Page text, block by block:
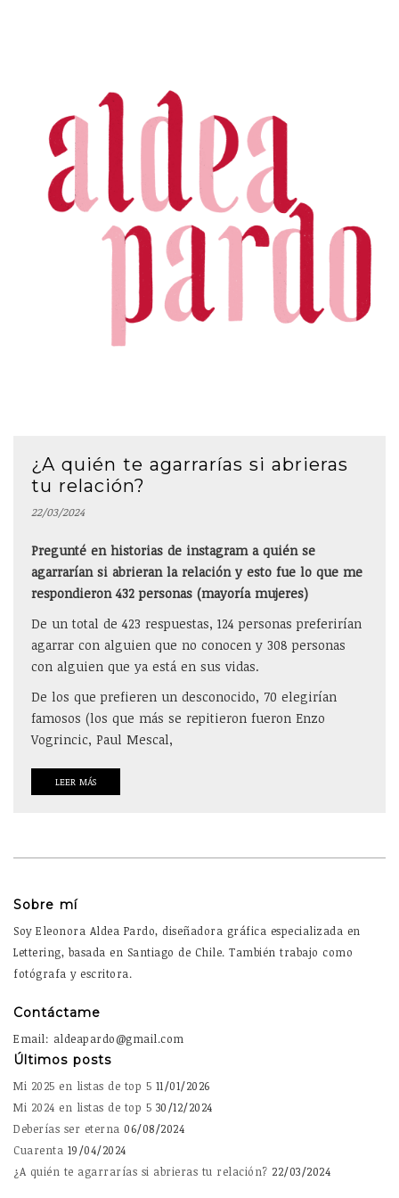
¿A quién te agarrarías si abrieras
tu relación?
22/03/2024
Pregunté en historias de instagram a quién se
agarrarían si abrieran la relación y esto fue lo que me
respondieron 432 personas (mayoría mujeres)
De un total de 423 respuestas, 124 personas preferirían
agarrar con alguien que no conocen y 308 personas
con alguien que ya está en sus vidas.
De los que prefieren un desconocido, 70 elegirían
famosos (los que más se repitieron fueron Enzo
Vogrincic, Paul Mescal,
LEER MÁS
Sobre mí
Soy Eleonora Aldea Pardo, diseñadora gráfica especializada en
Lettering, basada en Santiago de Chile. También trabajo como
fotógrafa y escritora.
Contáctame
Email: aldeapardo@gmail.com
Últimos posts
Mi 2025 en listas de top 5 11/01/2026
Mi 2024 en listas de top 5 30/12/2024
Deberías ser eterna 06/08/2024
Cuarenta 19/04/2024
¿A quién te agarrarías si abrieras tu relación? 22/03/2024